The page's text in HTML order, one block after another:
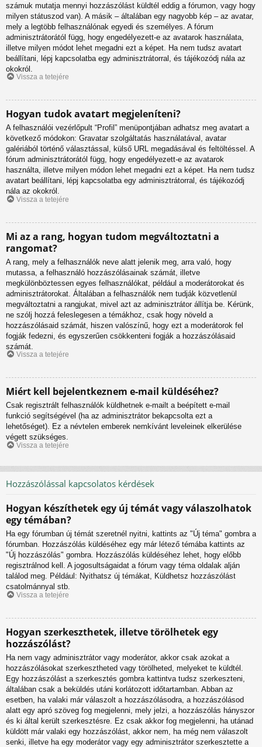
számuk mutatja mennyi hozzászólást küldtél eddig a fórumon, vagy hogy
milyen státuszod van). A másik – általában egy nagyobb kép – az avatar,
mely a legtöbb felhasználónak egyedi és személyes. A fórum
adminisztrátorától függ, hogy engedélyezett-e az avatarok használata,
illetve milyen módot lehet megadni ezt a képet. Ha nem tudsz avatart
beállítani, lépj kapcsolatba egy adminisztrátorral, és tájékozódj nála az
okokról.
Vissza a tetejére
Hogyan tudok avatart megjeleníteni?
A felhasználói vezérlőpult “Profil” menüpontjában adhatsz meg avatart a
következő módokon: Gravatar szolgáltatás használatával, avatar
galériából történő választással, külső URL megadásával és feltöltéssel. A
fórum adminisztrátorától függ, hogy engedélyezett-e az avatarok
használta, illetve milyen módon lehet megadni ezt a képet. Ha nem tudsz
avatart beállítani, lépj kapcsolatba egy adminisztrátorral, és tájékozódj
nála az okokról.
Vissza a tetejére
Mi az a rang, hogyan tudom megváltoztatni a
rangomat?
A rang, mely a felhasználók neve alatt jelenik meg, arra való, hogy
mutassa, a felhasználó hozzászólásainak számát, illetve
megkülönböztessen egyes felhasználókat, például a moderátorokat és
adminisztrátorokat. Általában a felhasználók nem tudják közvetlenül
megváltoztatni a rangjukat, mivel azt az adminisztrátor állítja be. Kérünk,
ne szólj hozzá feleslegesen a témákhoz, csak hogy növeld a
hozzászólásaid számát, hiszen valószínű, hogy ezt a moderátorok fel
fogják fedezni, és egyszerűen csökkenteni fogják a hozzászólásaid
számát.
Vissza a tetejére
Miért kell bejelentkeznem e-mail küldéséhez?
Csak regisztrált felhasználók küldhetnek e-mailt a beépített e-mail
funkció segítségével (ha az adminisztrátor bekapcsolta ezt a
lehetőséget). Ez a névtelen emberek nemkívánt leveleinek elkerülése
végett szükséges.
Vissza a tetejére
Hozzászólással kapcsolatos kérdések
Hogyan készíthetek egy új témát vagy válaszolhatok
egy témában?
Ha egy fórumban új témát szeretnél nyitni, kattints az "Új téma" gombra a
fórumban. Hozzászólás küldéséhez egy már létező témába kattints az
"Új hozzászólás" gombra. Hozzászólás küldéséhez lehet, hogy előbb
regisztrálnod kell. A jogosultságaidat a fórum vagy téma oldalak alján
találod meg. Például: Nyithatsz új témákat, Küldhetsz hozzászólást
csatolmánnyal stb.
Vissza a tetejére
Hogyan szerkeszthetek, illetve törölhetek egy
hozzászólást?
Ha nem vagy adminisztrátor vagy moderátor, akkor csak azokat a
hozzászólásokat szerkesztheted vagy törölheted, melyeket te küldtél.
Egy hozzászólást a szerkesztés gombra kattintva tudsz szerkeszteni,
általában csak a beküldés utáni korlátozott időtartamban. Abban az
esetben, ha valaki már válaszolt a hozzászólásodra, a hozzászólásod
alatt egy apró szöveg fog megjelenni, mely jelzi, a hozzászólás hányszor
és ki által került szerkesztésre. Ez csak akkor fog megjelenni, ha utánad
küldött már valaki egy hozzászólást, akkor nem, ha még nem válaszolt
senki, illetve ha egy moderátor vagy egy adminisztrátor szerkesztette a